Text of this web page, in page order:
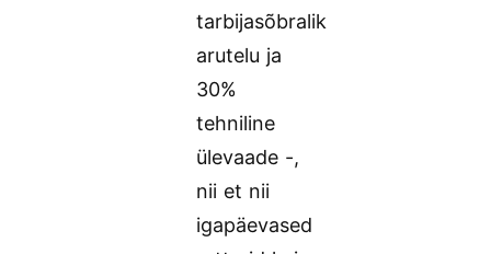
tarbijasõbralik
arutelu ja
30%
tehniline
ülevaade -,
nii et nii
igapäevased